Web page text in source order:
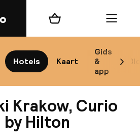
Hotels Kaart
Gids
&
app
Winkelmand Menu
Krakow, Curio
Hilton